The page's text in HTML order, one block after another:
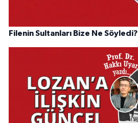
Filenin Sultanları Bize Ne Söyledi?